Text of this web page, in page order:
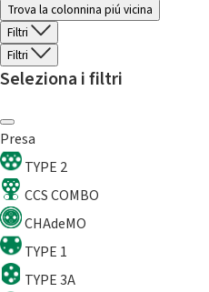
Trova la colonnina piú vicina
Filtri
Filtri
Seleziona i filtri
Presa
TYPE 2
CCS COMBO
CHAdeMO
TYPE 1
TYPE 3A